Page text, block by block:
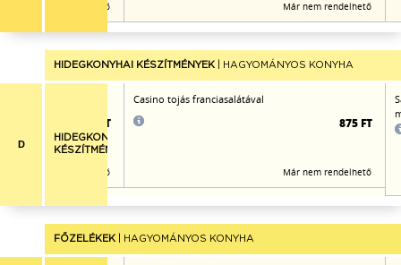
Már nem rendelhető Már nem rendelhető
HIDEGKONYHAI KÉSZÍTMÉNYEK | HAGYOMÁNYOS KONYHA
D
HIDEGKONYHAI
KÉSZÍTMÉNYEK
830 FT
Már nem rendelhető
Casino tojás franciasalátával
875 FT
Már nem rendelhető
FŐZELÉKEK | HAGYOMÁNYOS KONYHA